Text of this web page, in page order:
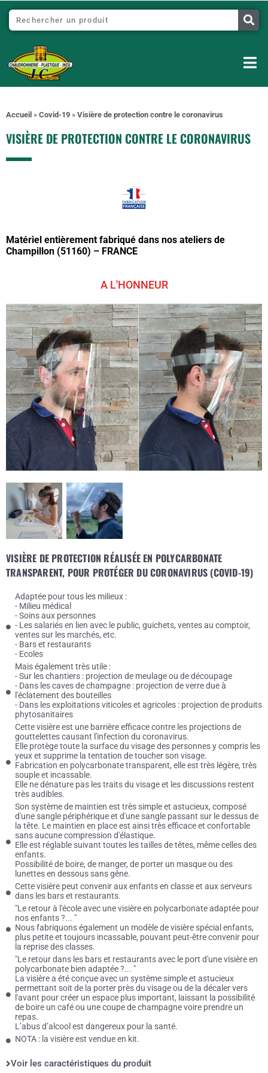
Accueil » Covid-19 » Visière de protection contre le coronavirus
VISIÈRE DE PROTECTION CONTRE LE CORONAVIRUS
Matériel entièrement fabriqué dans nos ateliers de
Champillon (51160) – FRANCE
A L'HONNEUR
VISIÈRE DE PROTECTION RÉALISÉE EN POLYCARBONATE
TRANSPARENT, POUR PROTÉGER DU CORONAVIRUS (COVID-19)
Adaptée pour tous les milieux :
- Milieu médical
- Soins aux personnes
- Les salariés en lien avec le public, guichets, ventes au comptoir,
ventes sur les marchés, etc.
- Bars et restaurants
- Ecoles
Mais également très utile :
- Sur les chantiers : projection de meulage ou de découpage
- Dans les caves de champagne : projection de verre due à
l'éclatement des bouteilles
- Dans les exploitations viticoles et agricoles : projection de produits
phytosanitaires
Cette visière est une barrière efficace contre les projections de
gouttelettes causant l'infection du coronavirus.
Elle protège toute la surface du visage des personnes y compris les
yeux et supprime la tentation de toucher son visage.
Fabrication en polycarbonate transparent, elle est très légère, très
souple et incassable.
Elle ne dénature pas les traits du visage et les discussions restent
très audibles.
Son système de maintien est très simple et astucieux, composé
d'une sangle périphérique et d'une sangle passant sur le dessus de
la tête. Le maintien en place est ainsi très efficace et confortable
sans aucune compression d'élastique.
Elle est réglable suivant toutes les tailles de têtes, même celles des
enfants.
Possibilité de boire, de manger, de porter un masque ou des
lunettes en dessous sans gêne.
Cette visière peut convenir aux enfants en classe et aux serveurs
dans les bars et restaurants.
"Le retour à l'école avec une visière en polycarbonate adaptée pour
nos enfants ?... "
Nous fabriquons également un modèle de visière spécial enfants,
plus petite et toujours incassable, pouvant peut-être convenir pour
la reprise des classes.
"Le retour dans les bars et restaurants avec le port d'une visière en
polycarbonate bien adaptée ?... "
La visière a été conçue avec un système simple et astucieux
permettant soit de la porter près du visage ou de la décaler vers
l'avant pour créer un espace plus important, laissant la possibilité
de boire un café ou une coupe de champagne voire prendre un
repas.
L’abus d’alcool est dangereux pour la santé.
NOTA : la visière est vendue en kit.
Voir les caractéristiques du produit